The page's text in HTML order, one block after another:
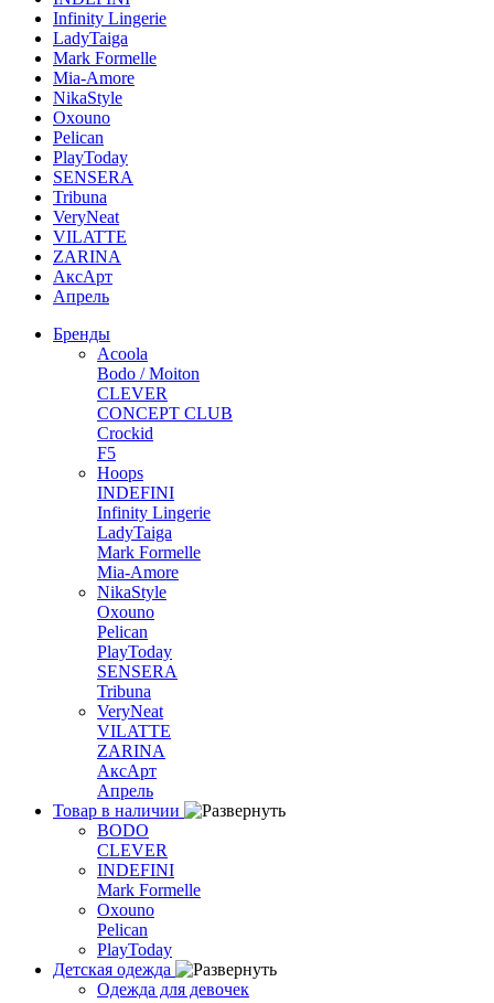
Infinity Lingerie
LadyTaiga
Mark Formelle
Mia-Amore
NikaStyle
Oxouno
Pelican
PlayToday
SENSERA
Tribuna
VeryNeat
VILATTE
ZARINA
АксАрт
Апрель
Бренды
Acoola
Bodo / Moiton
CLEVER
CONCEPT CLUB
Crockid
F5
Hoops
INDEFINI
Infinity Lingerie
LadyTaiga
Mark Formelle
Mia-Amore
NikaStyle
Oxouno
Pelican
PlayToday
SENSERA
Tribuna
VeryNeat
VILATTE
ZARINA
АксАрт
Апрель
Товар в наличии
BODO
CLEVER
INDEFINI
Mark Formelle
Oxouno
Pelican
PlayToday
Детская одежда
Одежда для девочек